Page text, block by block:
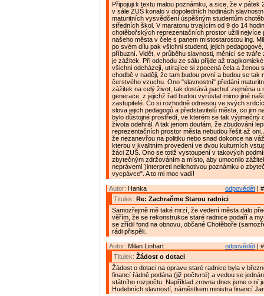
Připojuji k textu malou poznámku, a sice, že v pátek
v sále ZUŠ konalo v dopoledních hodinách
maturitních vysvědčení úspěšným studentům
středních škol. V maratonu trvajícím od 9 do 14
chotěbořských reprezentačních prostor užili nejvíce
našeho města v čele s panem místostarostou ing.
po svém dílu pak všichni studenti, jejich
příbuzní. Vidět, v průběhu slavnosti, měnící se tváře
je zážitek. Při odchodu ze sálu přijde až
všichni odcházejí, utírajíce si zpocená čela a ženou
chodbě v naději, že tam budou první a budou se tak
čerstvého vzuchu. Ono "slavnostní" předání
zážitek na celý život, tak dostává pachuť zejména u
generace, z jejichž řad budou vyrůstat mimo jiné
zastupitelé. Co si rozhodně odnesou ve svých
slova jejich pedagogů a představitelů města, co jim
bylo důstojné prostředí, ve kterém se tak výjimečný
života odehrál. A tak jenom doufám, že zbudování
reprezentačních prostor města nebudou řešit až oni.
že nezanevřou na politiku nebo snad dokonce na
kterou v kvalitním provedení ve dvou kulturních
žáci ZUŠ. Ono se totiž vystoupení v takových
zbytečným zdržováním a místo, aby umocnilo
neprávem! )interpreti nelichotivou poznámku o
vycpávce". A to mi moc vadí!
odpovědět |
Autor: Hanka
Titulek: Re: Zachraňme Starou radnici
Samozřejmě mě také mrzí, že vedení města dalo
věřím, že se rekonstrukce staré radnice podaří a
se zřídil fond na obnovu, občané Chotěboře
rádi přispěli.
odpovědět |
Autor: Milan Linhart
Titulek: Žádost o dotaci
Žádost o dotaci na opravu staré radnice byla v
financí řádně podána (již počtvrté) a vedou se
státního rozpočtu. Například zrovna dnes jsme o ní
Hudebních slavností, náměstkem ministra financí